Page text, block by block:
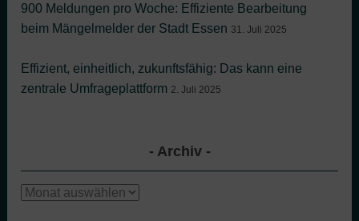
900 Meldungen pro Woche: Effiziente Bearbeitung
beim Mängelmelder der Stadt Essen 31. Juli 2025
Effizient, einheitlich, zukunftsfähig: Das kann eine
zentrale Umfrageplattform 2. Juli 2025
Archiv
Archiv